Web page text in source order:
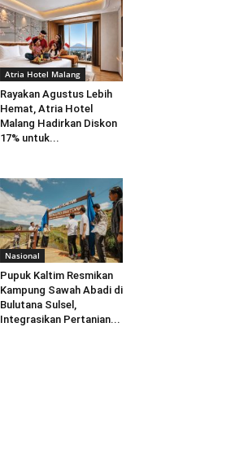
Atria Hotel Malang
Rayakan Agustus Lebih
Hemat, Atria Hotel
Malang Hadirkan Diskon
17% untuk...
Nasional
Pupuk Kaltim Resmikan
Kampung Sawah Abadi di
Bulutana Sulsel,
Integrasikan Pertanian...